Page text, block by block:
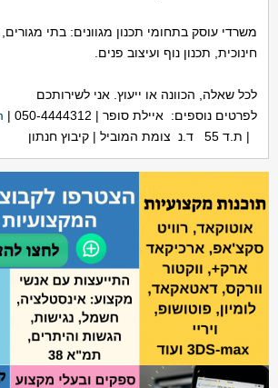
משרדי עוסק בתחומי תכנון מגוונים: בתי מגורים,
חינוכית, תכנון נוף ועיצוב פנים.
לכל שאלה, הכוונה או ייעוץ. אני לשירותכם
לפרטים נוספים: איילת סופר | 050-4444312 |
| ת.ד 55 ד.נ צומת המוביל | קיבוץ חנתון